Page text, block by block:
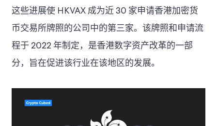
这些进展使 HKVAX 成为近 30 家申请香港加密货
币交易所牌照的公司中的第三家。该牌照和申请流
程于 2022 年制定，是香港数字资产改革的一部
分，旨在促进该行业在该地区的发展。